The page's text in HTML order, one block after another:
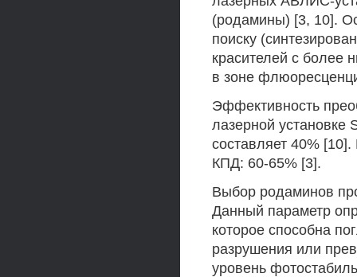
(родамины) [3, 10].
поиску
красителей с более
в зоне
Эффективность
лазерной установке
составляет 40%
КПД: 60-65% [3].
Выбор родаминов
Данный параметр
которое способна
разрушения или
уровень